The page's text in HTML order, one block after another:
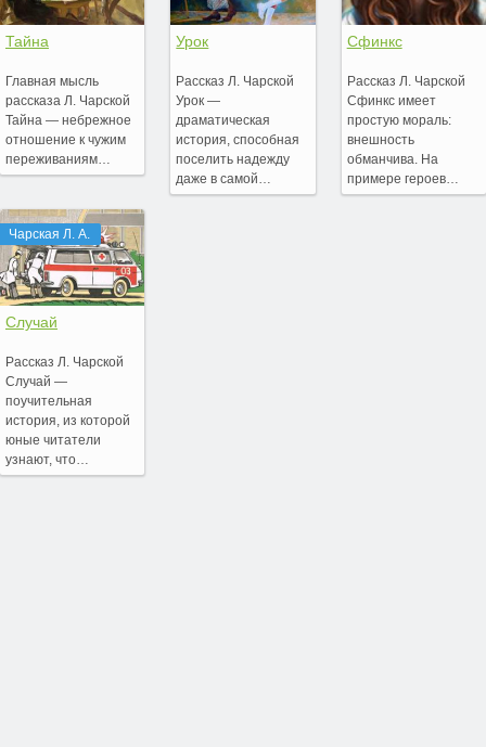
Тайна
Главная мысль
рассказа Л. Чарской
Тайна — небрежное
отношение к чужим
переживаниям…
Чарская Л. А.
Случай
Рассказ Л. Чарской
Случай —
поучительная
история, из которой
юные читатели
узнают, что…
Урок
Рассказ Л. Чарской
Урок —
драматическая
история, способная
поселить надежду
даже в самой…
Сфинкс
Рассказ Л. Чарской
Сфинкс имеет
простую мораль:
внешность
обманчива. На
примере героев…